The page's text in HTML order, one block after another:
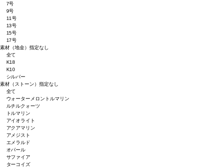
7号
9号
11号
13号
15号
17号
素材（地金） 指定なし
全て
K18
K10
シルバー
素材（ストーン） 指定なし
全て
ウォーターメロントルマリン
ルチルクォーツ
トルマリン
アイオライト
アクアマリン
アメジスト
エメラルド
オパール
サファイア
ターコイズ